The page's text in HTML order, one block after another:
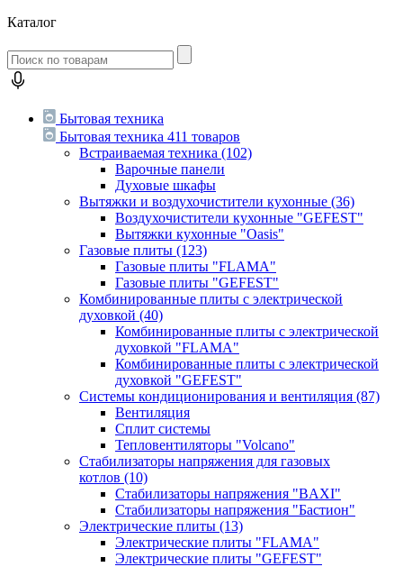
Каталог
Бытовая техника
Бытовая техника 411 товаров
Встраиваемая техника (102)
Варочные панели
Духовые шкафы
Вытяжки и воздухочистители кухонные (36)
Воздухочистители кухонные "GEFEST"
Вытяжки кухонные "Oasis"
Газовые плиты (123)
Газовые плиты "FLAMA"
Газовые плиты "GEFEST"
Комбинированные плиты с электрической
духовкой (40)
Комбинированные плиты с электрической
духовкой "FLAMA"
Комбинированные плиты с электрической
духовкой "GEFEST"
Системы кондиционирования и вентиляция (87)
Вентиляция
Сплит системы
Тепловентиляторы "Volcano"
Стабилизаторы напряжения для газовых
котлов (10)
Стабилизаторы напряжения "BAXI"
Стабилизаторы напряжения "Бастион"
Электрические плиты (13)
Электрические плиты "FLAMA"
Электрические плиты "GEFEST"